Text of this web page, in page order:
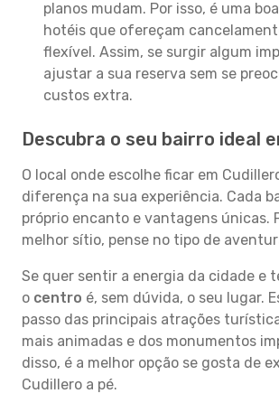
planos mudam. Por isso, é uma
hotéis que ofereçam
flexível. Assim, se surgir algum
ajustar a sua reserva sem se
custos extra.
Descubra o seu bairro ideal
O local onde escolhe ficar em
diferença na sua experiência. Cada
próprio encanto e vantagens únicas.
melhor sítio, pense no tipo de
Se quer sentir a energia da cidade e
o centro é, sem dúvida, o seu lugar.
passo das principais atrações
mais animadas e dos monumentos
disso, é a melhor opção se gosta de
Cudillero a pé.